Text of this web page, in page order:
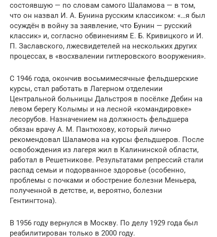
состоявшую — по словам самого Шаламова — в том,
что он назвал И. А. Бунина русским классиком: «…я был
осуждён в войну за заявление, что Бунин — русский
классик» и, согласно обвинениям Е. Б. Кривицкого и И.
П. Заславского, лжесвидетелей на нескольких других
процессах, в «восхвалении гитлеровского вооружения».
С 1946 года, окончив восьмимесячные фельдшерские
курсы, стал работать в Лагерном отделении
Центральной больницы Дальстроя в посёлке Дебин на
левом берегу Колымы и на лесной «командировке»
лесорубов. Назначением на должность фельдшера
обязан врачу А. М. Пантюхову, который лично
рекомендовал Шаламова на курсы фельдшеров. После
освобождения из лагеря жил в Калининской области,
работал в Решетникове. Результатами репрессий стали
распад семьи и подорванное здоровье (особенно,
проблемы с почками и обострение болезни Меньера,
полученной в детстве, и, вероятно, болезни
Гентингтона).
В 1956 году вернулся в Москву. По делу 1929 года был
реабилитирован только в 2000 году.